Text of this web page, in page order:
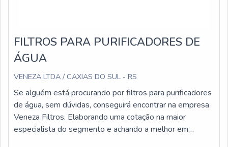
FILTROS PARA PURIFICADORES DE
ÁGUA
VENEZA LTDA / CAXIAS DO SUL - RS
Se alguém está procurando por filtros para purificadores
de água, sem dúvidas, conseguirá encontrar na empresa
Veneza Filtros. Elaborando uma cotação na maior
especialista do segmento e achando a melhor em